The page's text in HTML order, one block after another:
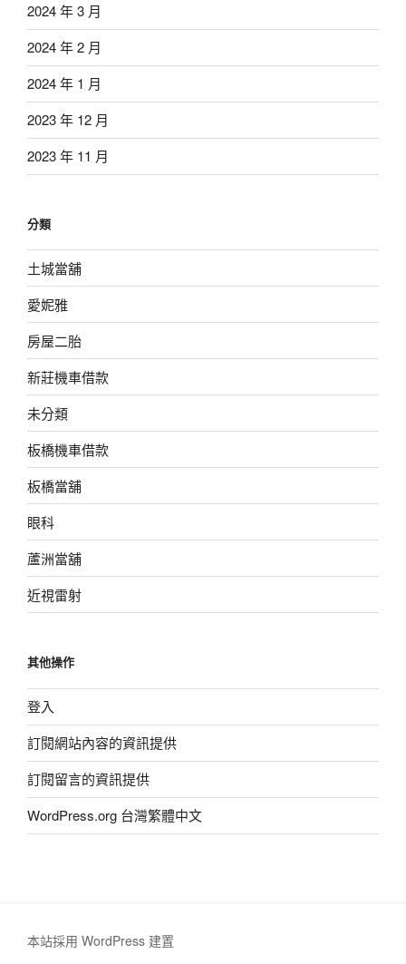
2024 年 3 月
2024 年 2 月
2024 年 1 月
2023 年 12 月
2023 年 11 月
分類
土城當舖
愛妮雅
房屋二胎
新莊機車借款
未分類
板橋機車借款
板橋當舖
眼科
蘆洲當舖
近視雷射
其他操作
登入
訂閱網站內容的資訊提供
訂閱留言的資訊提供
WordPress.org 台灣繁體中文
本站採用 WordPress 建置